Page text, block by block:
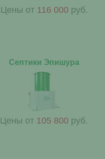
Цены от 116 000 руб.
Септики Эпишура
Цены от 105 800 руб.